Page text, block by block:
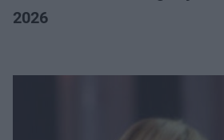
2026